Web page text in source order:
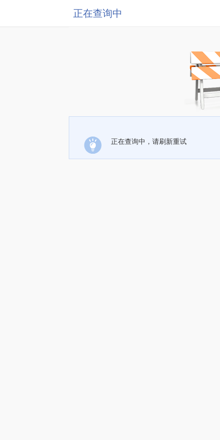
正在查询中
正在查询中，请刷新重试